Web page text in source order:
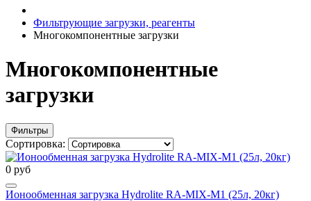
Фильтрующие загрузки, реагенты
Многокомпонентные загрузки
Многокомпонентные
загрузки
Фильтры
Сортировка:
0 руб
Ионообменная загрузка Hydrolite RA-MIX-М1 (25л, 20кг)